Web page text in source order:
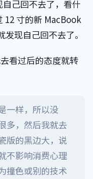
己回不去了，看什
12 寸的新 MacBook
现自己回不去了。
看过后的态度就转
一样，所以没
多，然后我就去
版的黑边大，说
不影响消费心理
撞色或别的技术